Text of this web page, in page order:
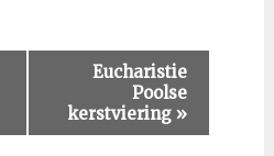
Eucharistie
Poolse
kerstviering »